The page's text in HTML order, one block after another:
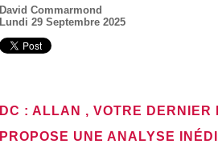
David Commarmond
Lundi 29 Septembre 2025
DC : ALLAN , VOTRE DERNIER
PROPOSE UNE ANALYSE